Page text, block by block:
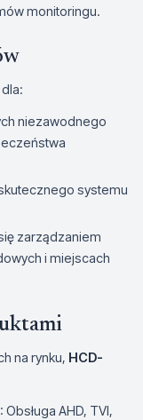
monitoringu.
niezawodnego
systemu
zarządzaniem
i miejscach
na rynku, HCD-
: Obsługa AHD, TVI,